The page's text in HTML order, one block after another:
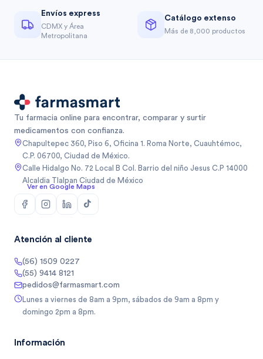
Envíos express
CDMX y Área
Metropolitana
Catálogo extenso
Más de 8,000 productos
Tu farmacia online para encontrar, comparar y surtir
medicamentos con confianza.
Chapultepec 360, Piso 6, Oficina 1. Roma Norte, Cuauhtémoc,
C.P. 06700, Ciudad de México.
Calle Hidalgo No. 72 Local B Col. Barrio del niño Jesus C.P 14000
Alcaldia Tlalpan Ciudad de México
Ver en Google Maps
Atención al cliente
(56) 1509 0227
(55) 9414 8121
pedidos@farmasmart.com
Lunes a viernes de 8am a 9pm, sábados de 9am a 8pm y
domingo 2pm a 8pm.
Información